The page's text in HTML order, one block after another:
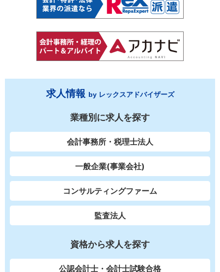
求人情報 by レックスアドバイザーズ
業種別に求人を探す
会計事務所・税理士法人
一般企業(事業会社)
コンサルティングファーム
監査法人
資格から求人を探す
公認会計士・会計士試験合格